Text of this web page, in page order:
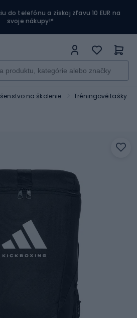
do telefónu a získaj zľavu 10 EUR na
svoje nákupy!*
na školenie Tréningové tašky